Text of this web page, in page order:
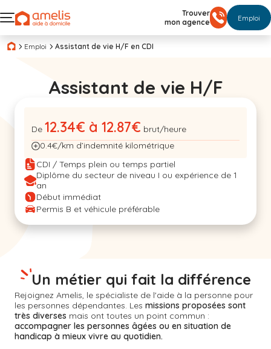
Trouver
mon agence
Emploi
Emploi Assistant de vie H/F en CDI
Assistant de vie H/F
De 12.34€ à 12.87€ brut/heure
0.4€/km d’indemnité kilométrique
CDI / Temps plein ou temps partiel
Diplôme du secteur de niveau I ou expérience de 1
an
Début immédiat
Permis B et véhicule préférable
Rejoignez Amelis, le spécialiste de l'aide à la personne pour
les personnes dépendantes. Les missions proposées sont
très diverses mais ont toutes un point commun :
accompagner les personnes âgées ou en situation de
handicap à mieux vivre au quotidien.
Un métier qui fait la différence